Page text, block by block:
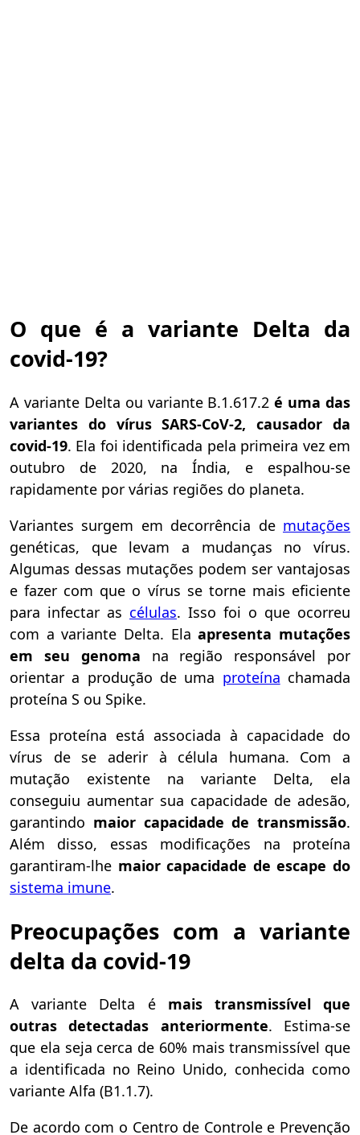
O que é a variante Delta da
covid-19?
A variante Delta ou variante B.1.617.2é uma das
variantes do vírus SARS-CoV-2, causador da
covid-19. Ela foi identificada pela primeira vez em
outubro de 2020, na Índia, e espalhou-se
rapidamente por várias regiões do planeta.
Variantes surgem em decorrência de mutações
genéticas, que levam a mudanças no vírus.
Algumas dessas mutações podem ser vantajosas
e fazer com que o vírus se torne mais eficiente
para infectar as células. Isso foi o que ocorreu
com a variante Delta. Elaapresenta mutações
em seu genoma na região responsável por
orientar a produção de uma proteína chamada
proteína S ou Spike.
Essa proteína está associada à capacidade do
vírus de se aderir à célula humana. Com a
mutação existente na variante Delta, ela
conseguiu aumentar sua capacidade de adesão,
garantindo maior capacidade de transmissão.
Além disso, essas modificações na proteína
garantiram-lhe maior capacidade de escape do
sistema imune.
Preocupações com a variante
delta da covid-19
A variante Delta é mais transmissível que
outrasdetectadas anteriormente. Estima-se
que ela seja cerca de 60% mais transmissível que
a identificada no Reino Unido, conhecida como
variante Alfa (B1.1.7).
De acordo com o Centro de Controle e Prevenção